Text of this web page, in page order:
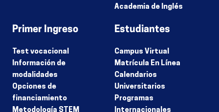
Academia de Inglés
Primer Ingreso
Test vocacional
Información de
modalidades
Opciones de
financiamiento
Metodología STEM
Estudiantes
Campus Virtual
Matrícula En Línea
Calendarios
Universitarios
Programas
Internacionales